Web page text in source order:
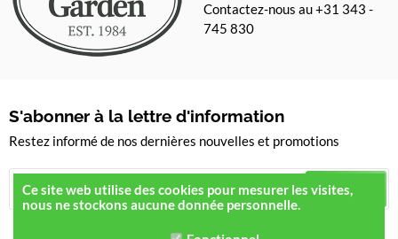
Contactez-nous au +31 343 -
745 830
S'abonner à la lettre d'information
Restez informé de nos dernières nouvelles et promotions
S'inscrire
Ce site web utilise des cookies pour mesurer les visites,
nous ne stockons aucune donnée personnelle.